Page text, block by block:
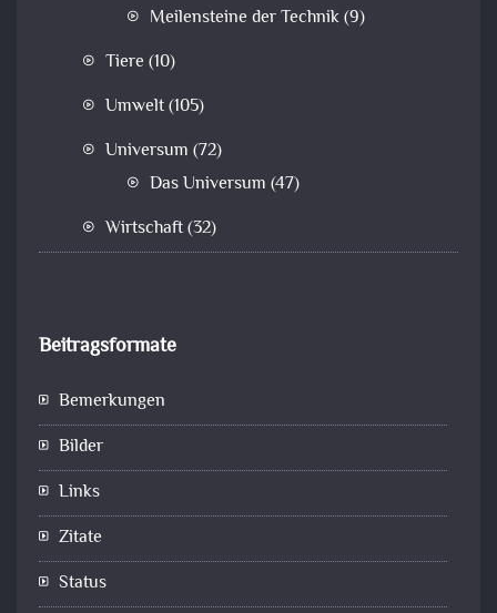
Meilensteine der Technik(9)
Tiere (10)
Umwelt(105)
Universum (72)
Das Universum (47)
Wirtschaft(32)
Beitragsformate
Bemerkungen
Bilder
Links
Zitate
Status